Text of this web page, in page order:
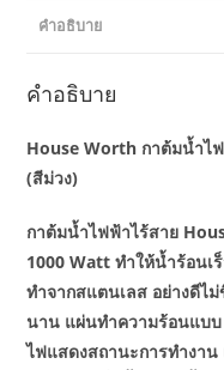
คำอธิบาย
คำอธิบาย
House Worth กาต้มน้ำไ
(สีม่วง)
กาต้มน้ำไฟฟ้าไร้สาย
1000 Watt ทำให้น้ำร้อน
ทำจากสแตนเลส อย่างดีไ
นาน แผ่นทำความร้อนแบ
ไฟแสดงสถานะการทำงา